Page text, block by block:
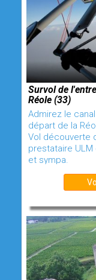
Survol de
Réole (33)
Admirez le
départ de la
Vol découverte
prestataire
et sympa.